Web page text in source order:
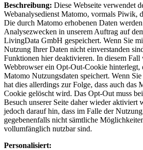
Beschreibung: Diese Webseite verwendet
Webanalysedienst Matomo, vormals Piwik,
Die durch Matomo erhobenen Daten
Analysezwecken in unserem Auftrag auf
LivingData GmbH gespeichert. Wenn Sie
Nutzung Ihrer Daten nicht einverstanden
Funktionen hier deaktivieren. In diesem
Webbrowser ein Opt-Out-Cookie hinterlegt,
Matomo Nutzungsdaten speichert. Wenn
hat dies allerdings zur Folge, dass auch das
Cookie gelöscht wird. Das Opt-Out muss
Besuch unserer Seite daher wieder aktiviert
jedoch darauf hin, dass im Falle der
gegebenenfalls nicht sämtliche
vollumfänglich nutzbar sind.
Personalisiert: